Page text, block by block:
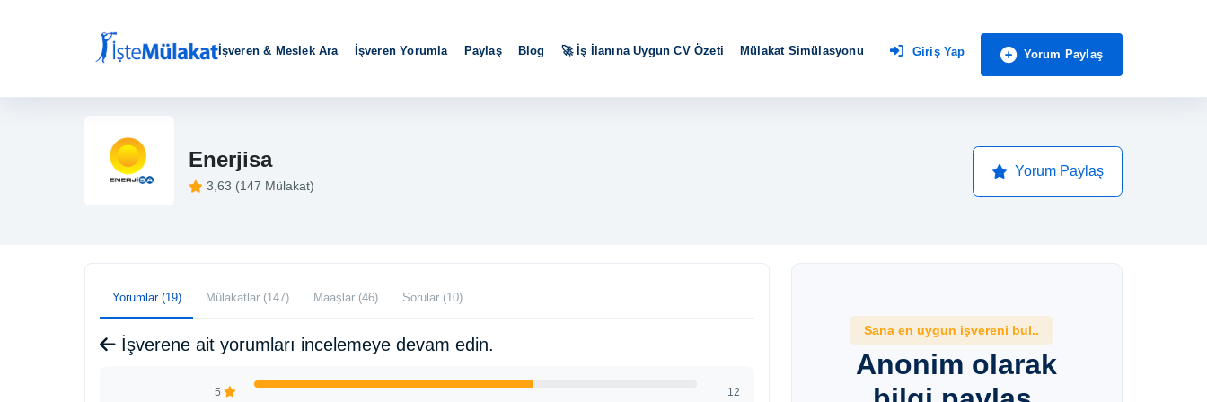
İşveren & Meslek Ara İşveren Yorumla Paylaş Blog 🚀 İş İlanına Uygun CV Özeti Mülakat Simülasyonu Giriş Yap Yorum Paylaş
Enerjisa
3,63 (147 Mülakat)
Yorum Paylaş
Yorumlar (19) Mülakatlar (147) Maaşlar (46) Sorular (10)
İşverene ait yorumları incelemeye devam edin.
5 12
Sana en uygun işvereni bul..
Anonim olarak